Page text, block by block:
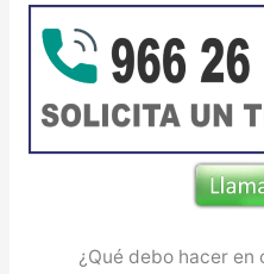
¿Qué debo hacer en